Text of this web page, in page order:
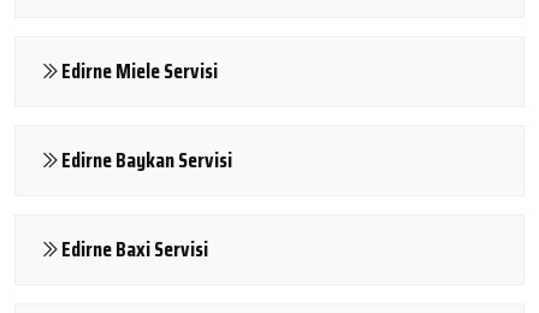
Edirne Miele Servisi
Edirne Baykan Servisi
Edirne Baxi Servisi